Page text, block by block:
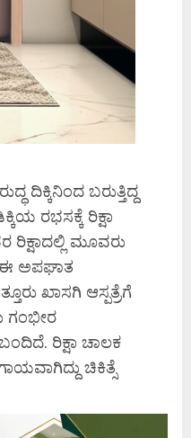
ದಿಕ್ಕಿನಿಂದ ಬರುತ್ತಿದ್ದ
ರಭಸಕ್ಕೆ ರಿಕ್ಷಾ
ಮೂವರು
ಈ ಅಪಘಾತ
ಖಾಸಗಿ ಆಸ್ಪತ್ರೆಗೆ
ಗಂಭೀರ
ರಿಕ್ಷಾ ಚಾಲಕ
ಚಿಕಿತ್ಸೆ